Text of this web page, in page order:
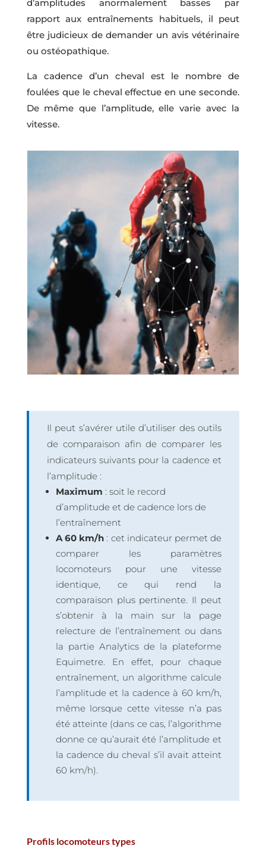
d’amplitudes anormalement basses par
rapport aux entraînements habituels, il peut
être judicieux de demander un avis vétérinaire
ou ostéopathique.
La cadence d’un cheval est le nombre de
foulées que le cheval effectue en une seconde.
De même que l’amplitude, elle varie avec la
vitesse.
Il peut s’avérer utile d’utiliser des outils
de comparaison afin de comparer les
indicateurs suivants pour la cadence et
l’amplitude :
Maximum : soit le record
d’amplitude et de cadence lors de
l’entraînement
A 60 km/h : cet indicateur permet de
comparer les paramètres
locomoteurs pour une vitesse
identique, ce qui rend la
comparaison plus pertinente. Il peut
s’obtenir à la main sur la page
relecture de l’entraînement ou dans
la partie Analytics de la plateforme
Equimetre. En effet, pour chaque
entraînement, un algorithme calcule
l’amplitude et la cadence à 60 km/h,
même lorsque cette vitesse n’a pas
été atteinte (dans ce cas, l’algorithme
donne ce qu’aurait été l’amplitude et
la cadence du cheval s’il avait atteint
60 km/h).
Profils locomoteurs types